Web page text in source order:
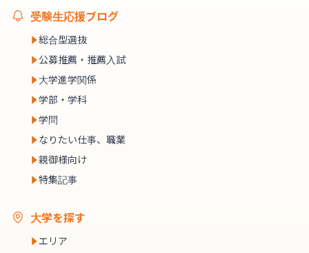
受験生応援ブログ
総合型選抜
公募推薦・推薦入試
大学進学関係
学部・学科
学問
なりたい仕事、職業
親御様向け
特集記事
大学を探す
エリア